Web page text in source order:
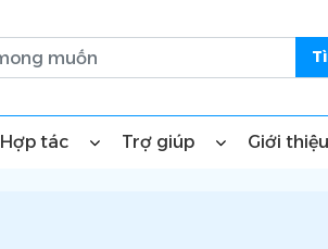
Hợp tác Trợ giúp Giới thiệu